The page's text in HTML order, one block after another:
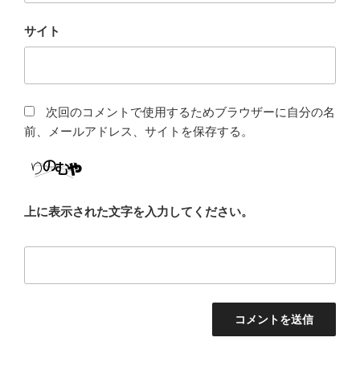
サイト
次回のコメントで使用するためブラウザーに自分の名
前、メールアドレス、サイトを保存する。
上に表示された文字を入力してください。